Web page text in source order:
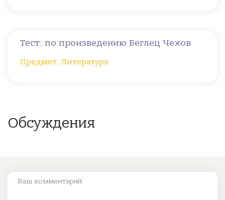
Тест: по произведению Беглец Чехов
Предмет: Литература
Обсуждения